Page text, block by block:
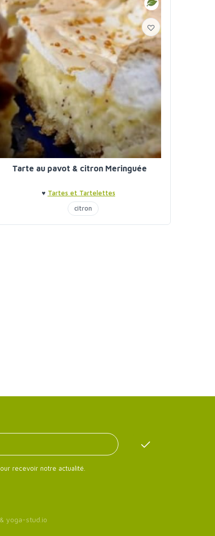
Tarte au pavot & citron Meringuée
♥ Tartes et Tartelettes
citron
recevoir notre actualité.
& yoga-stud.io